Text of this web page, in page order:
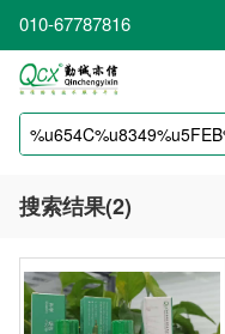
010-67787816
搜索结果(2)